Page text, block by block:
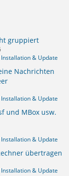
gruppiert
& Update
Nachrichten
& Update
und MBox usw.
& Update
übertragen
& Update